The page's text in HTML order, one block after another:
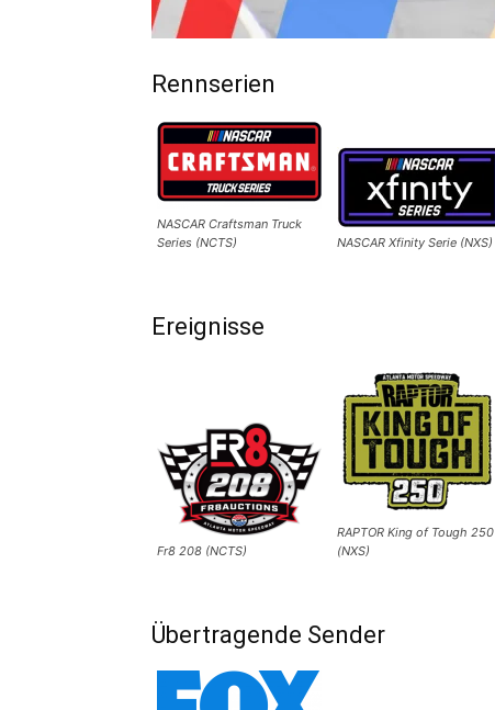
Rennserien
NASCAR Craftsman Truck
Series (NCTS)
NASCAR Xfinity Serie (NXS)
Ereignisse
Fr8 208 (NCTS)
RAPTOR King of Tough 250
(NXS)
Übertragende Sender